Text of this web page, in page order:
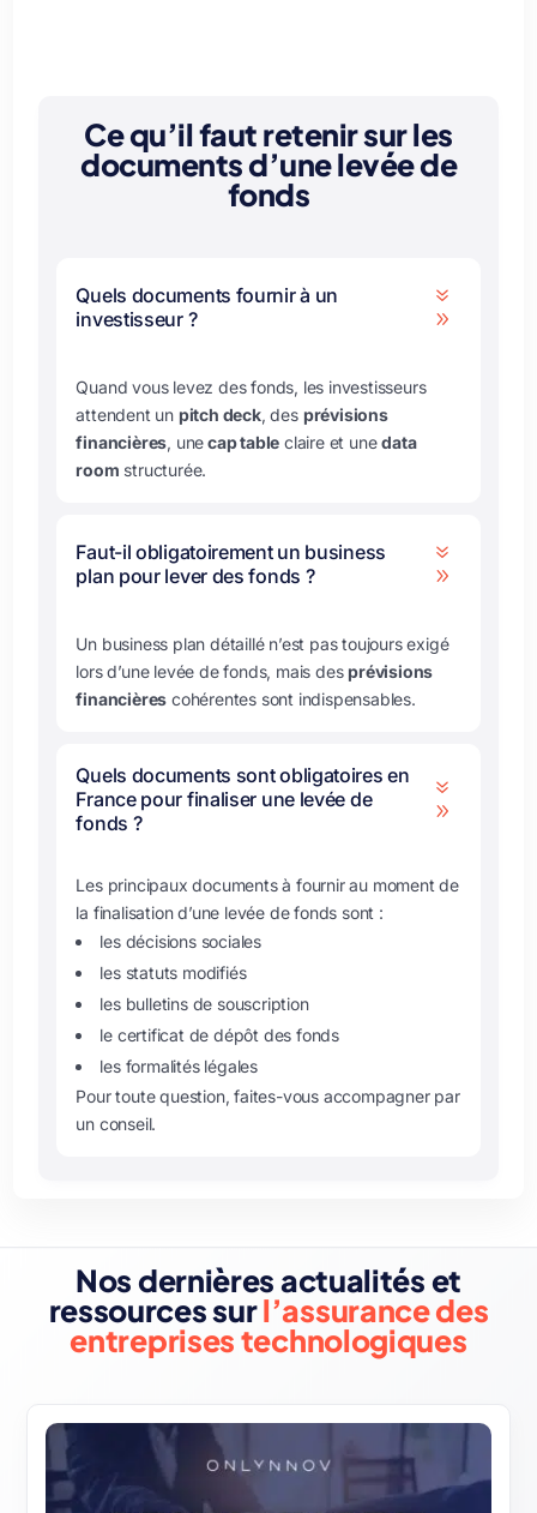
Ce qu’il faut retenir sur les
documents d’une levée de
fonds
Quels documents fournir à un
investisseur ?
7
9
Quand vous levez des fonds, les investisseurs
attendent un pitch deck, des prévisions
financières, unecap table claire et unedata
room structurée.
Faut-il obligatoirement un business
plan pour lever des fonds ?
7
9
Un business plan détaillé n’est pas toujours exigé
lors d’une levée de fonds, mais desprévisions
financières cohérentes sont indispensables.
Quels documents sont obligatoires en
France pour finaliser une levée de
fonds ?
7
9
Les principaux documents à fournir au moment de
la finalisation d’une levée de fonds sont :
les décisions sociales
les statuts modifiés
les bulletins de souscription
le certificat de dépôt des fonds
les formalités légales
Pour toute question, faites-vous accompagner par
un conseil.
Nos dernières actualités et
ressources surl’assurance des
entreprises technologiques